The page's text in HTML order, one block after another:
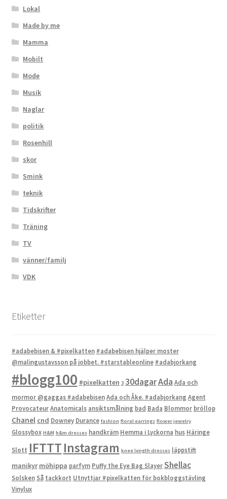
Lokal
Made by me
Mamma
Mobilt
Mode
Musik
Naglar
politik
Rosenhill
skor
Smink
teknik
Tidskrifter
Träning
TV
vänner/familj
VDK
Etiketter
#adabebisen & #pixelkatten #adabebisen hjälper moster
@malingustavsson på jobbet. #starstableonline #adabjorkang
#blogg100 #pixelkatten 3 30dagarAda Ada och
mormor @gaggas #adabebisenAda och Åke. #adabjorkang Agent
ProvocateurAnatomicals ansiktsmålning bad Bada Blommor bröllop
Chanel cnd Downey Durance fashion floral earrings flower jewelry
Glossybox H&M h&m dresses handkräm Hemma i Lyckorna hus Häringe
Slott IFTTTInstagram knee length dresses läppstift
manikyr möhippa parfym Puffy the Eye Bag SlayerShellac
Solsken Så tackkort Utnyttjar #pixelkatten för bokbloggstävling
Vinylux